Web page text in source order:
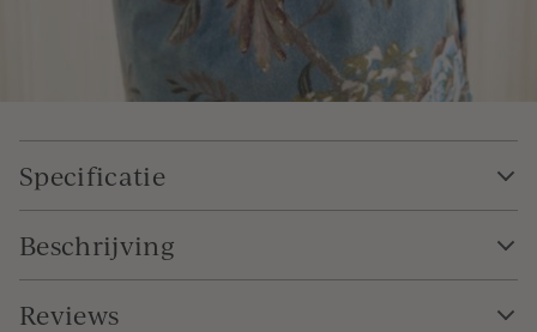
Specificatie
Beschrijving
Reviews